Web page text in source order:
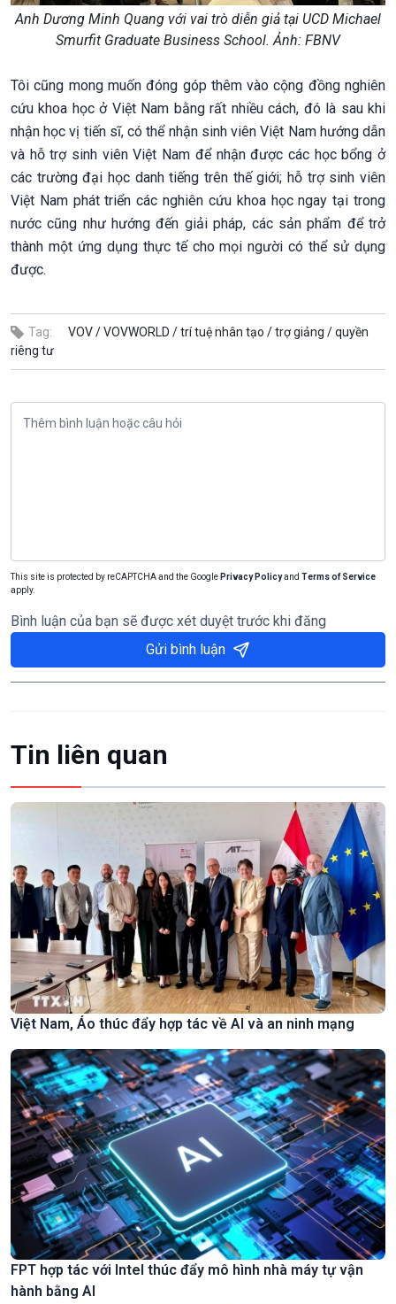
Anh Dương Minh Quang với vai trò diễn giả tại UCD Michael
Smurfit Graduate Business School. Ảnh: FBNV
Tôi cũng mong muốn đóng góp thêm vào cộng đồng nghiên
cứu khoa học ở Việt Nam bằng rất nhiều cách, đó là sau khi
nhận học vị tiến sĩ, có thể nhận sinh viên Việt Nam hướng dẫn
và hỗ trợ sinh viên Việt Nam để nhận được các học bổng ở
các trường đại học danh tiếng trên thế giới; hỗ trợ sinh viên
Việt Nam phát triển các nghiên cứu khoa học ngay tại trong
nước cũng như hướng đến giải pháp, các sản phẩm để trở
thành một ứng dụng thực tế cho mọi người có thể sử dụng
được.
Tag: VOV /VOVWORLD /trí tuệ nhân tạo /trợ giảng /quyền
riêng tư
This site is protected by reCAPTCHA and the Google Privacy Policyand Terms of Service
apply.
Bình luận của bạn sẽ được xét duyệt trước khi đăng
Gửi bình luận
Tin liên quan
Việt Nam, Áo thúc đẩy hợp tác về AI và an ninh mạng
FPT hợp tác với Intel thúc đẩy mô hình nhà máy tự vận
hành bằng AI